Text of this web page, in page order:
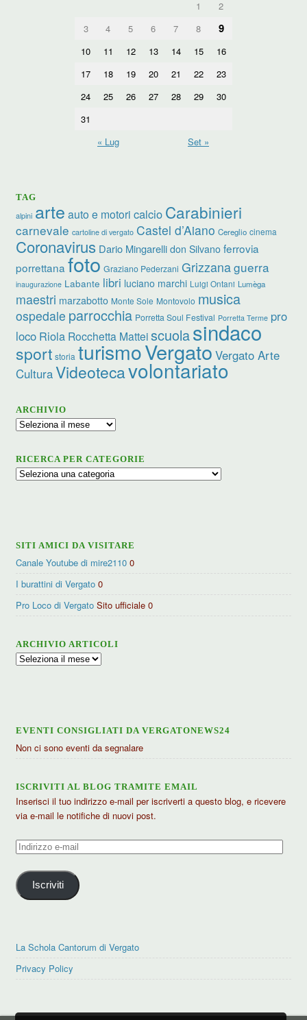
1
2
3
4 5 6 7 8 9
10 11 12 13 14 15
16
17
18 19 20 21 22
23
24
25 26 27 28 29
30
31
« Lug
Set »
TAG
alpini arte auto e motori calcio Carabinieri
carnevale cartoline di vergato Castel d’Aiano Cereglio cinema
Coronavirus Dario Mingarelli don Silvano ferrovia
porrettana foto Graziano Pederzani Grizzanaguerra
inaugurazione Labante libri luciano marchi Luigi Ontani Lumèga
maestri marzabotto Monte Sole Montovolo musica
ospedale parrocchia Porretta Soul Festival Porretta Terme pro
loco Riola Rocchetta Matteiscuolasindaco
sport storia turismoVergato Vergato Arte
CulturaVideotecavolontariato
ARCHIVIO
Archivio
RICERCA PER CATEGORIE
Ricerca
SITI AMICI DA VISITARE
Canale Youtube di mire2110 0
I burattini di Vergato 0
Pro Loco di Vergato Sito ufficiale 0
ARCHIVIO ARTICOLI
Archivio
EVENTI CONSIGLIATI DA VERGATONEWS24
Non ci sono eventi da segnalare
ISCRIVITI AL BLOG TRAMITE EMAIL
Inserisci il tuo indirizzo e-mail per iscriverti a questo blog, e ricevere
via e-mail le notifiche di nuovi post.
Indirizzo
mail
Iscriviti
La Schola Cantorum di Vergato
Privacy Policy